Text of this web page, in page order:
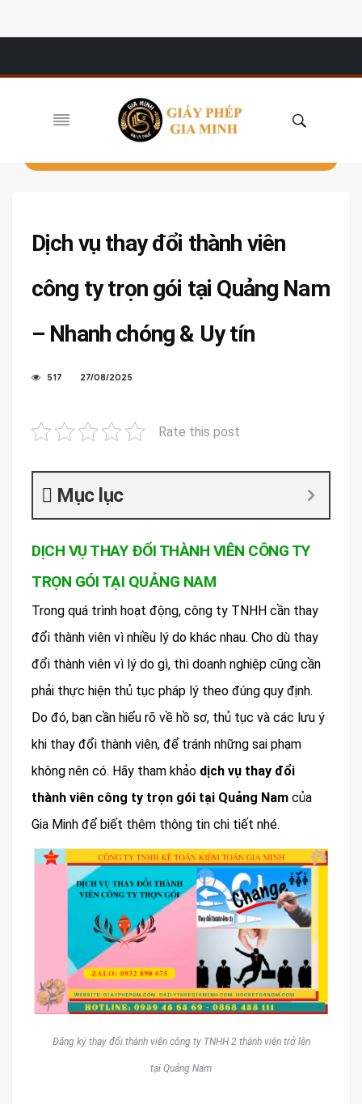
Dịch vụ thay đổi thành viên
công ty trọn gói tại Quảng Nam
– Nhanh chóng & Uy tín
517 27/08/2025
Rate this post
Mục lục
DỊCH VỤ THAY ĐỔI THÀNH VIÊN CÔNG TY
TRỌN GÓI TẠI QUẢNG NAM
Trong quá trình hoạt động, công ty TNHH cần thay
đổi thành viên vì nhiều lý do khác nhau. Cho dù thay
đổi thành viên vì lý do gì, thì doanh nghiệp cũng cần
phải thực hiện thủ tục pháp lý theo đúng quy định.
Do đó, bạn cần hiểu rõ về hồ sơ, thủ tục và các lưu ý
khi thay đổi thành viên, để tránh những sai phạm
không nên có. Hãy tham khảo dịch vụ thay đổi
thành viên công ty trọn gói tại Quảng Nam của
Gia Minh để biết thêm thông tin chi tiết nhé.
Đăng ký thay đổi thành viên công ty TNHH 2 thành viên trở lên
tại Quảng Nam